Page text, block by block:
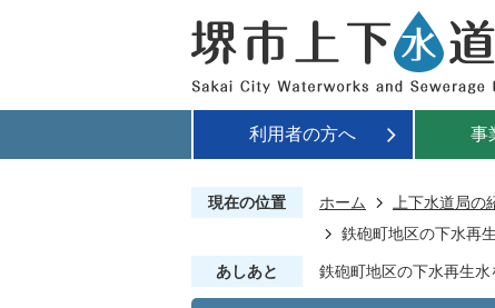
利用者の方へ 事
現在の位置 ホーム 上下水道局の
鉄砲町地区の下水再
あしあと 鉄砲町地区の下水再生